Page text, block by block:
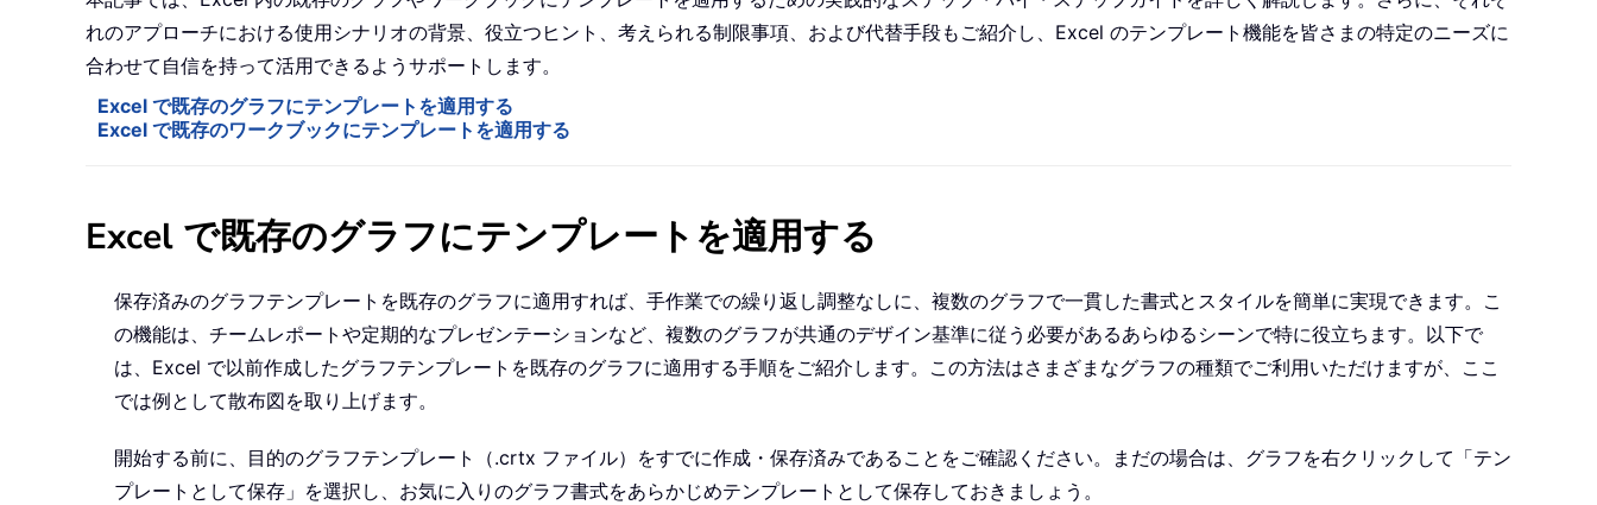
れのアプローチにおける使用シナリオの背景、役立つヒント、考えられる制限事項、および代替手段もご紹介し、Excel のテンプレート機能を皆さまの特定のニーズに
合わせて自信を持って活用できるようサポートします。
Excel で既存のグラフにテンプレートを適用する
Excel で既存のワークブックにテンプレートを適用する
Excel で既存のグラフにテンプレートを適用する
保存済みのグラフテンプレートを既存のグラフに適用すれば、手作業での繰り返し調整なしに、複数のグラフで一貫した書式とスタイルを簡単に実現できます。こ
の機能は、チームレポートや定期的なプレゼンテーションなど、複数のグラフが共通のデザイン基準に従う必要があるあらゆるシーンで特に役立ちます。以下で
は、Excel で以前作成したグラフテンプレートを既存のグラフに適用する手順をご紹介します。この方法はさまざまなグラフの種類でご利用いただけますが、ここ
では例として散布図を取り上げます。
開始する前に、目的のグラフテンプレート（.crtx ファイル）をすでに作成・保存済みであることをご確認ください。まだの場合は、グラフを右クリックして「テン
プレートとして保存」を選択し、お気に入りのグラフ書式をあらかじめテンプレートとして保存しておきましょう。